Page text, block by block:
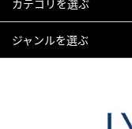
ジャンルを選ぶ